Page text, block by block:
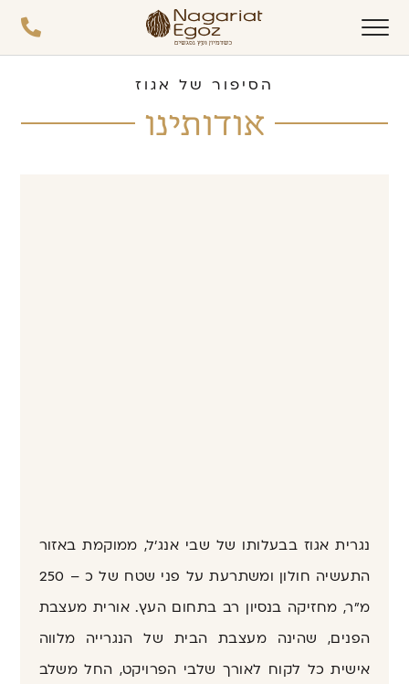
הסיפור של אגוז
אודותינו
נגרית אגוז בבעלותו של שבי אנג'ל, ממוקמת באזור
התעשיה חולון ומשתרעת על פני שטח של כ – 250
מ"ר, מחזיקה בנסיון רב בתחום העץ. אורית מעצבת
הפנים, שהינה מעצבת הבית של הנגרייה מלווה
אישית כל לקוח לאורך שלבי הפרויקט, החל משלב